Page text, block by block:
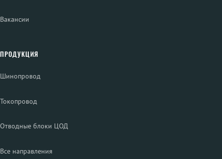
Вакансии
ПРОДУКЦИЯ
Шинопровод
Токопровод
Отводные блоки ЦОД
Все направления